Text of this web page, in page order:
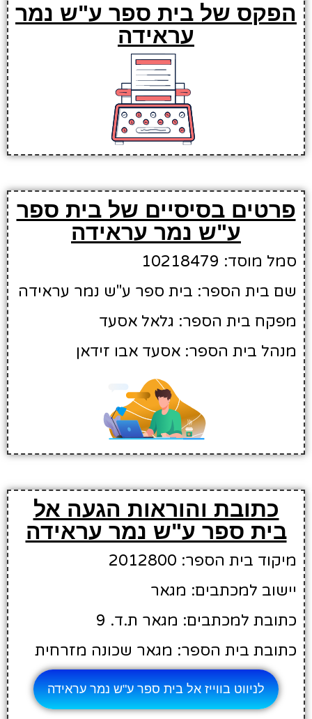
הפקס של בית ספר ע"ש נמר
עראידה
פרטים בסיסיים של בית ספר
ע"ש נמר עראידה
סמל מוסד: 10218479
שם בית הספר: בית ספר ע"ש נמר עראידה
מפקח בית הספר: גלאל אסעד
מנהל בית הספר: אסעד אבו זידאן
כתובת והוראות הגעה אל
בית ספר ע"ש נמר עראידה
מיקוד בית הספר: 2012800
יישוב למכתבים: מגאר
כתובת למכתבים: מגאר ת.ד. 9
כתובת בית הספר: מגאר שכונה מזרחית
לניווט בווייז אל בית ספר ע"ש נמר עראידה